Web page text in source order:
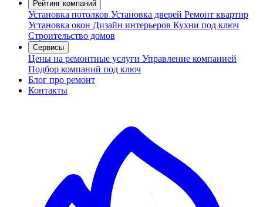
Рейтинг компаний
Установка потолков Установка дверей Ремонт квартир
Установка окон Дизайн интерьеров Кухни под ключ
Строительство домов
Сервисы
Цены на ремонтные услуги Управление компанией
Подбор компаний под ключ
Блог про ремонт
Контакты